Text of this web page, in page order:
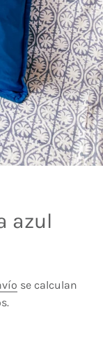
azul
se calculan